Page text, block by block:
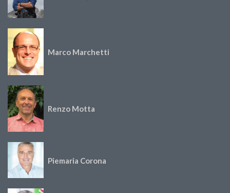
Marco Marchetti
Renzo Motta
Piemaria Corona